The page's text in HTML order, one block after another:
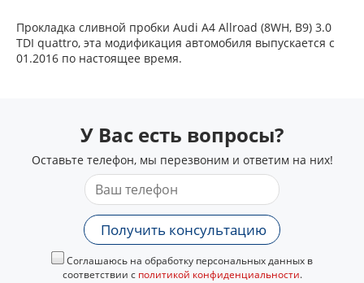
Прокладка сливной пробки Audi A4 Allroad (8WH, B9) 3.0
TDI quattro, эта модификация автомобиля выпускается с
01.2016 по настоящее время.
У Вас есть вопросы?
Оставьте телефон, мы перезвоним и ответим на них!
Получить консультацию
Соглашаюсь на обработку персональных данных в
соответствии с политикой конфиденциальности.